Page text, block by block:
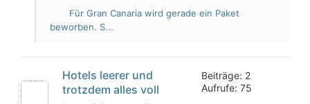
Für Gran Canaria wird gerade ein Paket
beworben. S...
Hotels leerer und
trotzdem alles voll
Beiträge: 2
Aufrufe: 75